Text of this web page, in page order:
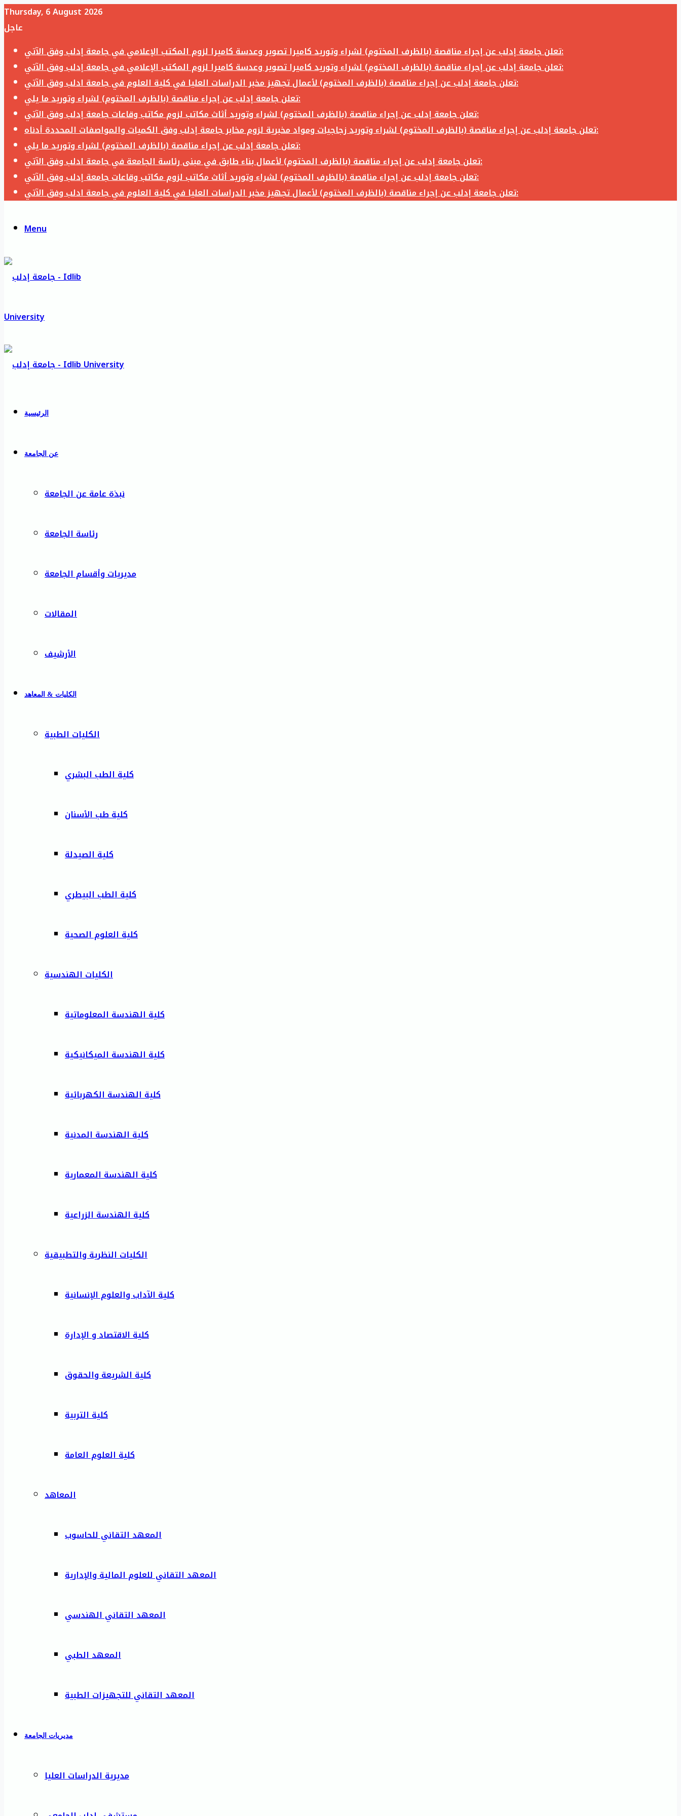
Thursday, 6 August 2026
عاجل
تعلن جامعة إدلب عن إجراء مناقصة (بالظرف المختوم) لشراء وتوريد كاميرا تصوير وعدسة كاميرا لزوم المكتب الإعلامي في جامعة إدلب وفق الآتي:
تعلن جامعة إدلب عن إجراء مناقصة (بالظرف المختوم) لشراء وتوريد كاميرا تصوير وعدسة كاميرا لزوم المكتب الإعلامي في جامعة إدلب وفق الآتي:
تعلن جامعة إدلب عن إجراء مناقصة (بالظرف المختوم) لأعمال تجهيز مخبر الدراسات العليا في كلية العلوم في جامعة ادلب وفق الآتي:
تعلن جامعة إدلب عن إجراء مناقصة (بالظرف المختوم) لشراء وتوريد ما يلي:
تعلن جامعة إدلب عن إجراء مناقصة (بالظرف المختوم) لشراء وتوريد أثاث مكاتب لزوم مكاتب وقاعات جامعة إدلب وفق الآتي:
تعلن جامعة إدلب عن إجراء مناقصة (بالظرف المختوم) لشراء وتوريد زجاجيات ومواد مخبرية لزوم مخابر جامعة إدلب وفق الكميات والمواصفات المحددة أدناه:
تعلن جامعة إدلب عن إجراء مناقصة (بالظرف المختوم) لشراء وتوريد ما يلي:
تعلن جامعة إدلب عن إجراء مناقصة (بالظرف المختوم) لأعمال بناء طابق في مبنى رئاسة الجامعة في جامعة ادلب وفق الآتي:
تعلن جامعة إدلب عن إجراء مناقصة (بالظرف المختوم) لشراء وتوريد أثاث مكاتب لزوم مكاتب وقاعات جامعة إدلب وفق الآتي:
تعلن جامعة إدلب عن إجراء مناقصة (بالظرف المختوم) لأعمال تجهيز مخبر الدراسات العليا في كلية العلوم في جامعة ادلب وفق الآتي:
Menu
الرئيسية
عن الجامعة
نبذة عامة عن الجامعة
رئاسة الجامعة
مديريات وأقسام الجامعة
المقالات
الأرشيف
الكليات & المعاهد
الكليات الطبية
كلية الطب البشري
كلية طب الأسنان
كلية الصيدلة
كلية الطب البيطري
كلية العلوم الصحية
الكليات الهندسية
كلية الهندسة المعلوماتية
كلية الهندسة الميكانيكية
كلية الهندسة الكهربائية
كلية الهندسة المدنية
كلية الهندسة المعمارية
كلية الهندسة الزراعية
الكليات النظرية والتطبيقية
كلية الآداب والعلوم الإنسانية
كلية الاقتصاد و الإدارة
كلية الشريعة والحقوق
كلية التربية
كلية العلوم العامة
المعاهد
المعهد التقاني للحاسوب
المعهد التقاني للعلوم المالية والإدارية
المعهد التقاني الهندسي
المعهد الطبي
المعهد التقاني للتجهيزات الطبية
مديريات الجامعة
مديرية الدراسات العليا